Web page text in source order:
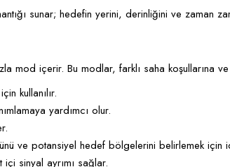
sunar; hedefin yerini, derinliğini ve zaman
mod içerir. Bu modlar, farklı saha koşullarına
kullanılır.
yardımcı olur.
ve potansiyel hedef bölgelerini belirlemek için
içi sinyal ayrımı sağlar.